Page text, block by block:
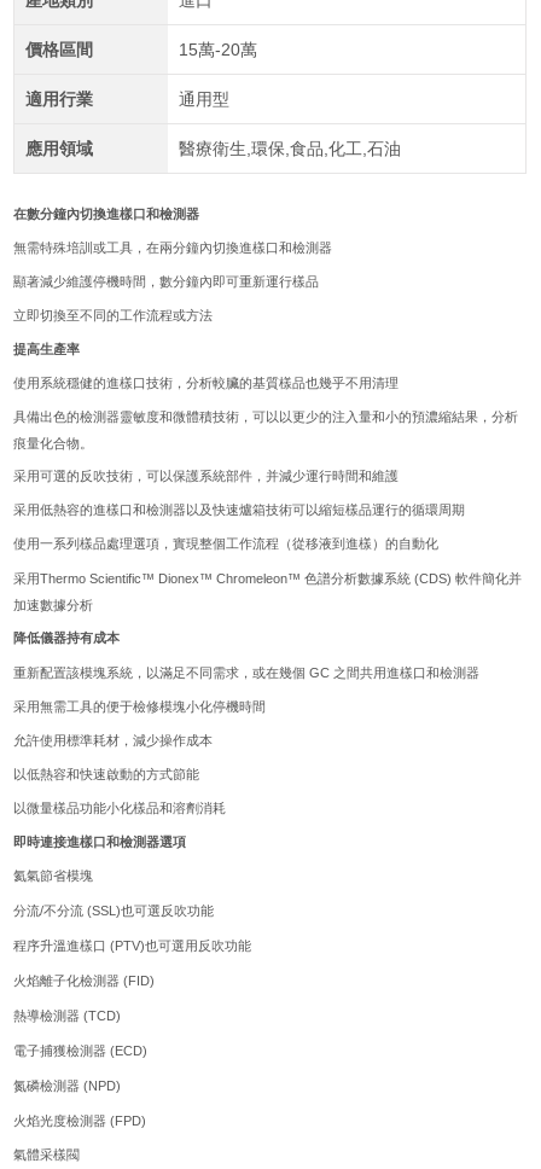
價格區間 15萬-20萬
適用行業 通用型
應用領域 醫療衛生,環保,食品,化工,石油
在數分鐘內切換進樣口和檢測器
無需特殊培訓或工具，在兩分鐘內切換進樣口和檢測器
顯著減少維護停機時間，數分鐘內即可重新運行樣品
立即切換至不同的工作流程或方法
提高生產率
使用系統穩健的進樣口技術，分析較臟的基質樣品也幾乎不用清理
具備出色的檢測器靈敏度和微體積技術，可以以更少的注入量和小的預濃縮結果，分析
痕量化合物。
采用可選的反吹技術，可以保護系統部件，并減少運行時間和維護
采用低熱容的進樣口和檢測器以及快速爐箱技術可以縮短樣品運行的循環周期
使用一系列樣品處理選項，實現整個工作流程（從移液到進樣）的自動化
采用Thermo Scientific™ Dionex™ Chromeleon™色譜分析數據系統(CDS)軟件簡化并
加速數據分析
降低儀器持有成本
重新配置該模塊系統，以滿足不同需求，或在幾個 GC 之間共用進樣口和檢測器
采用無需工具的便于檢修模塊小化停機時間
允許使用標準耗材，減少操作成本
以低熱容和快速啟動的方式節能
以微量樣品功能小化樣品和溶劑消耗
即時連接進樣口和檢測器選項
氦氣節省模塊
分流/不分流(SSL)也可選反吹功能
程序升溫進樣口 (PTV)也可選用反吹功能
火焰離子化檢測器 (FID)
熱導檢測器 (TCD)
電子捕獲檢測器 (ECD)
氮磷檢測器 (NPD)
火焰光度檢測器 (FPD)
氣體采樣閥